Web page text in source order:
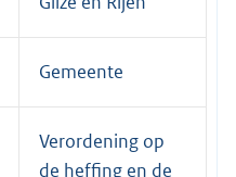
Gemeente
Verordening op
de heffing en de